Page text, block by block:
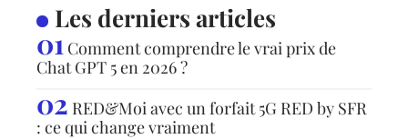
Les derniers articles
Comment comprendre le vrai prix de
Chat GPT 5 en 2026 ?
RED&Moi avec un forfait 5G RED by SFR
: ce qui change vraiment